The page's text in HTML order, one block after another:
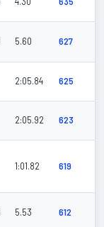
5.60 627
2:05.84 625
2:05.92 623
1:01.82 619
5.53 612